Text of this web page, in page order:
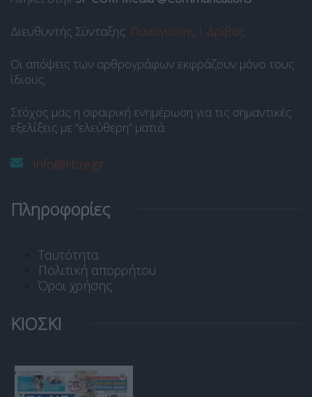
Διευθυντής Σύνταξης: Παναγιώτης Ι. Δρίβας.
Οι απόψεις των αρθρογράφων εκφράζουν μόνο τους
ίδιους.
Στόχος μας η σφαιρική ενημέρωση για τις σημαντικές
εξελίξεις με “ελεύθερη” ματιά.
info@libre.gr
Πληροφορίες
Ταυτότητα
Πολιτική απορρήτου
Όροι χρήσης
ΚΙΟΣΚΙ